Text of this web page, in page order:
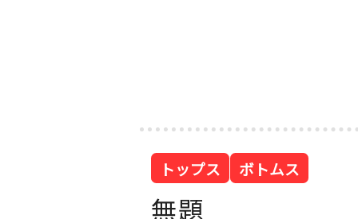
トップス ボトムス
無題